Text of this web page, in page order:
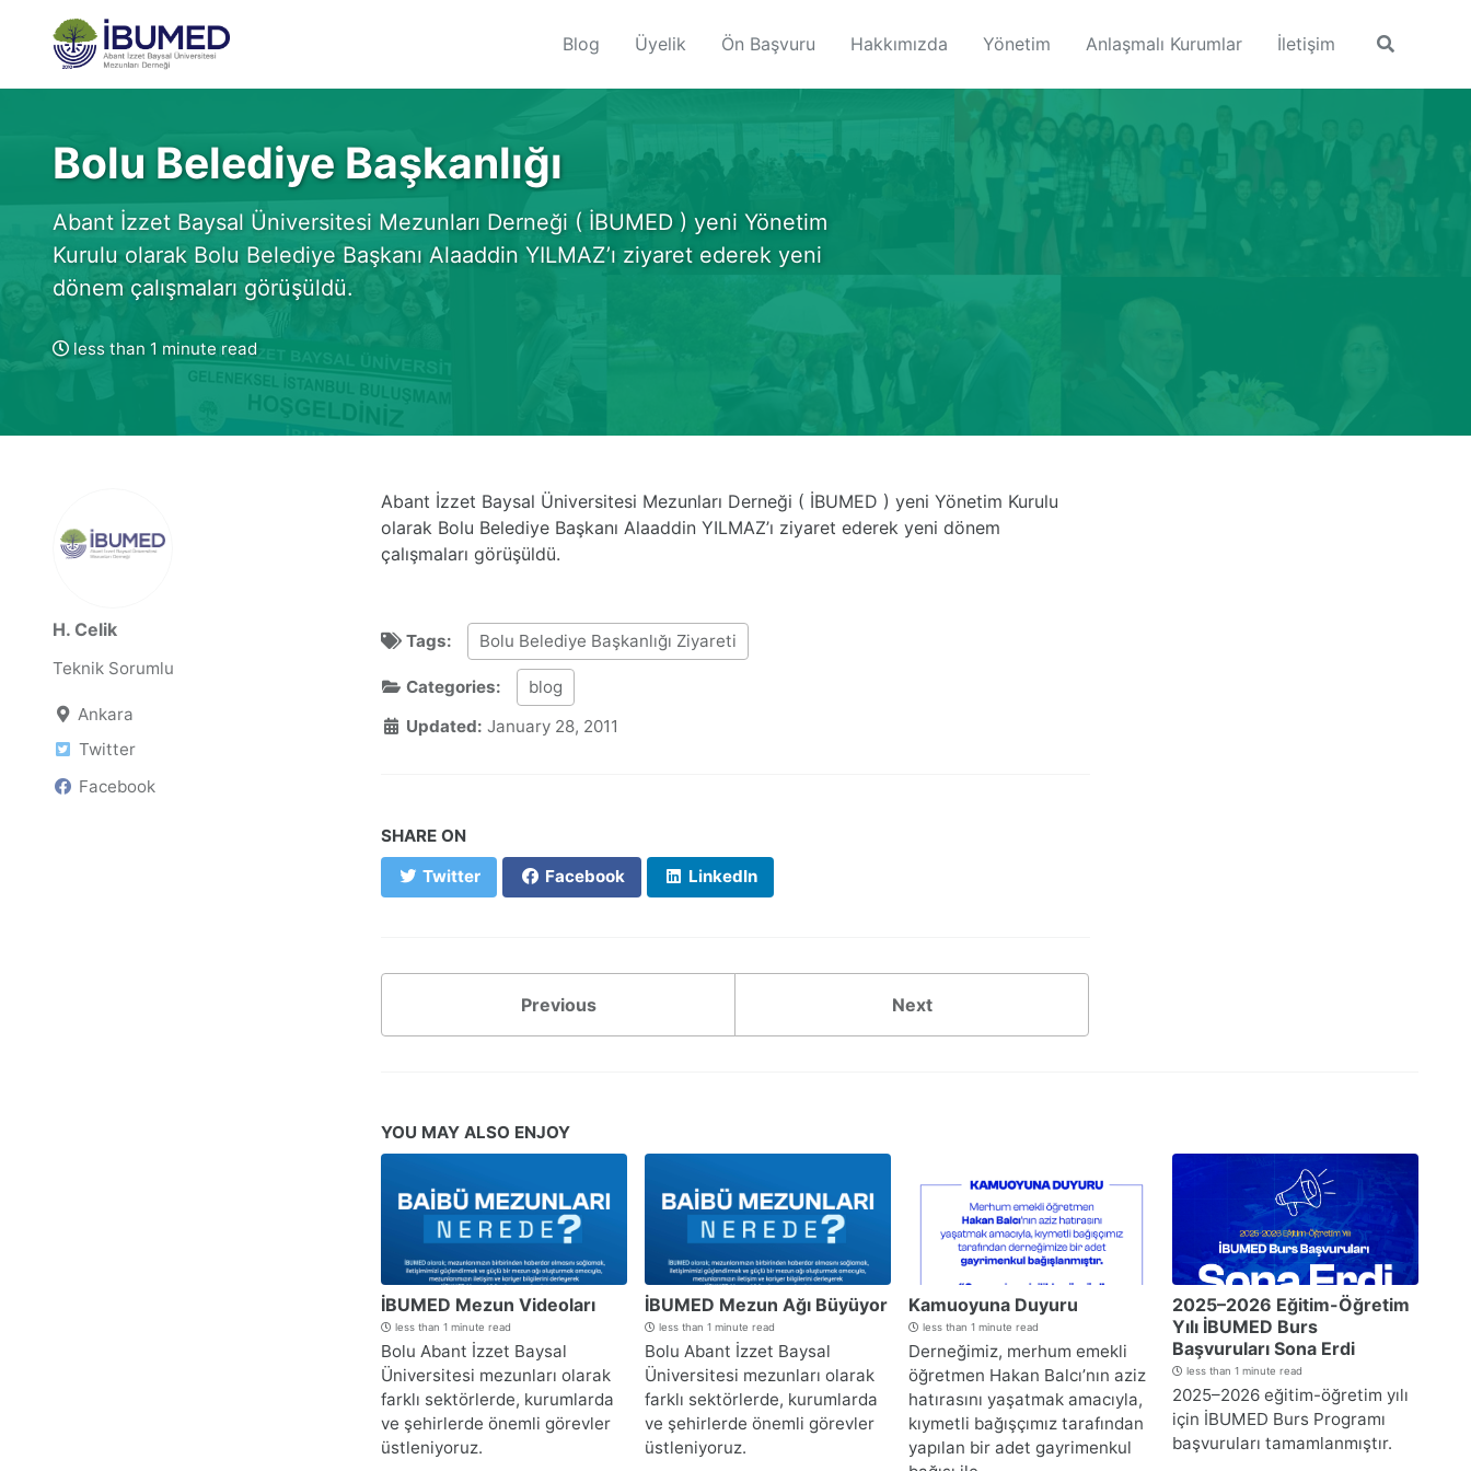
primary
navigation
content
Blog Üyelik Ön Başvuru Hakkımızda Yönetim Anlaşmalı Kurumlar İletişim
Toggle
Bolu Belediye Başkanlığı
Abant İzzet Baysal Üniversitesi Mezunları Derneği ( İBUMED ) yeni Yönetim
Kurulu olarak Bolu Belediye Başkanı Alaaddin YILMAZ’ı ziyaret ederek yeni
dönem çalışmaları görüşüldü.
less than 1 minute read
H. Celik
Teknik Sorumlu
Ankara
Twitter
Facebook
Abant İzzet Baysal Üniversitesi Mezunları Derneği ( İBUMED ) yeni Yönetim Kurulu
olarak Bolu Belediye Başkanı Alaaddin YILMAZ’ı ziyaret ederek yeni dönem
çalışmaları görüşüldü.
Tags: Bolu Belediye Başkanlığı Ziyareti
Categories:
blog
Updated: January 28, 2011
SHARE ON
Twitter
Facebook LinkedIn
Previous Next
YOU MAY ALSO ENJOY
İBUMED Mezun Videoları
less than 1 minute read
Bolu Abant İzzet Baysal
Üniversitesi mezunları olarak
farklı sektörlerde, kurumlarda
ve şehirlerde önemli görevler
üstleniyoruz.
İBUMED Mezun Ağı Büyüyor
less than 1 minute read
Bolu Abant İzzet Baysal
Üniversitesi mezunları olarak
farklı sektörlerde, kurumlarda
ve şehirlerde önemli görevler
üstleniyoruz.
Kamuoyuna Duyuru
less than 1 minute read
Derneğimiz, merhum emekli
öğretmen Hakan Balcı’nın aziz
hatırasını yaşatmak amacıyla,
kıymetli bağışçımız tarafından
yapılan bir adet gayrimenkul
2025–2026 Eğitim-Öğretim
Yılı İBUMED Burs
Başvuruları Sona Erdi
less than 1 minute read
2025–2026 eğitim-öğretim yılı
için İBUMED Burs Programı
başvuruları tamamlanmıştır.